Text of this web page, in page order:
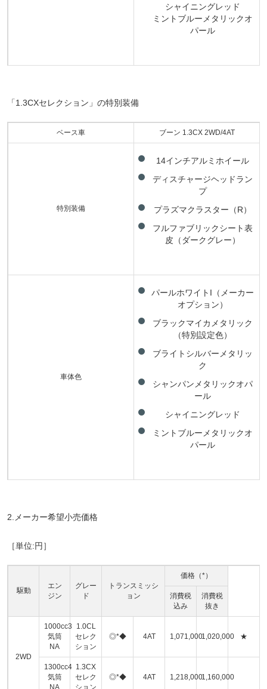
シャイニングレッド
ミントブルーメタリックオ
パール
「1.3CXセレクション」の特別装備
ベース車 ブーン 1.3CX 2WD/4AT
特別装備
14インチアルミホイール
ディスチャージヘッドラン
プ
プラズマクラスター（R）
フルファブリックシート表
皮（ダークグレー）
車体色
パールホワイトI（メーカー
オプション）
ブラックマイカメタリック
（特別設定色）
ブライトシルバーメタリッ
ク
シャンパンメタリックオパ
ール
シャイニングレッド
ミントブルーメタリックオ
パール
2.メーカー希望小売価格
［単位:円］
駆動
エン
ジン
グレー
ド
トランスミッシ
ョン
価格（*）
消費税
込み
消費税
抜き
2WD
1000cc3
気筒
NA
1.0CL
セレク
ション
◎*◆ 4AT 1,071,0001,020,000 ★
1300cc4
気筒
NA
1.3CX
セレク
ション
◎*◆ 4AT 1,218,0001,160,000